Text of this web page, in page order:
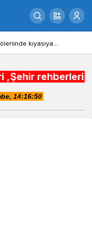
kıyasıya
0 Paylaş